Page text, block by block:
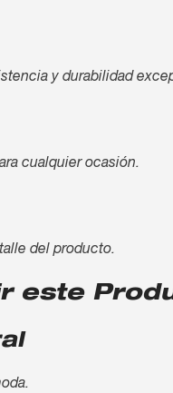
y durabilidad
cualquier ocasión.
del producto.
este